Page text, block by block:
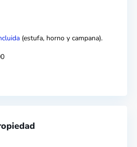
(estufa, horno y campana).